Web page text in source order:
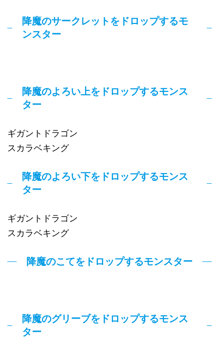
降魔のサークレットをドロップするモ
ンスター
降魔のよろい上をドロップするモンス
ター
ギガントドラゴン
スカラベキング
降魔のよろい下をドロップするモンス
ター
ギガントドラゴン
スカラベキング
降魔のこてをドロップするモンスター
降魔のグリーブをドロップするモンス
ター